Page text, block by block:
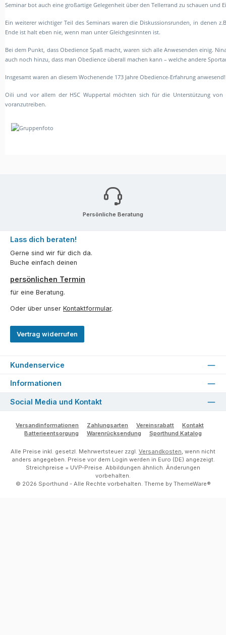
Seminar bot auch eine großartige Gelegenheit über den Tellerrand zu schauen und
Ein weiterer wichtiger Teil des Seminars waren die Diskussionsrunden, in denen
Ende ist halt eben nie, wenn man unter Gleichgesinnten ist.
Bei dem Punkt, dass Obedience Spaß macht, waren sich alle Anwesenden einig.
auch noch hinzu, dass man Obedience überall machen kann – welche andere
Insgesamt waren an diesem Wochenende 173 Jahre Obedience-Erfahrung
Oili und vor allem der HSC Wuppertal möchten sich für die Unterstützung
voranzutreiben.
Persönliche Beratung
Lass dich beraten!
Gerne sind wir für dich da.
Buche einfach deinen
persönlichen Termin
für eine Beratung.
Oder über unser Kontaktformular.
Vertrag widerrufen
Kundenservice
Informationen
Social Media und Kontakt
Versandinformationen Zahlungsarten Vereinsrabatt
Kontakt
Batterieentsorgung
Warenrücksendung Sporthund Katalog
Alle Preise inkl. gesetzl. Mehrwertsteuer zzgl. Versandkosten, wenn nicht
anders angegeben. Preise vor dem Login werden in Euro (DE) angezeigt.
Streichpreise = UVP-Preise. Abbildungen ähnlich. Änderungen
vorbehalten.
© 2026 Sporthund - Alle Rechte vorbehalten. Theme by ThemeWare®